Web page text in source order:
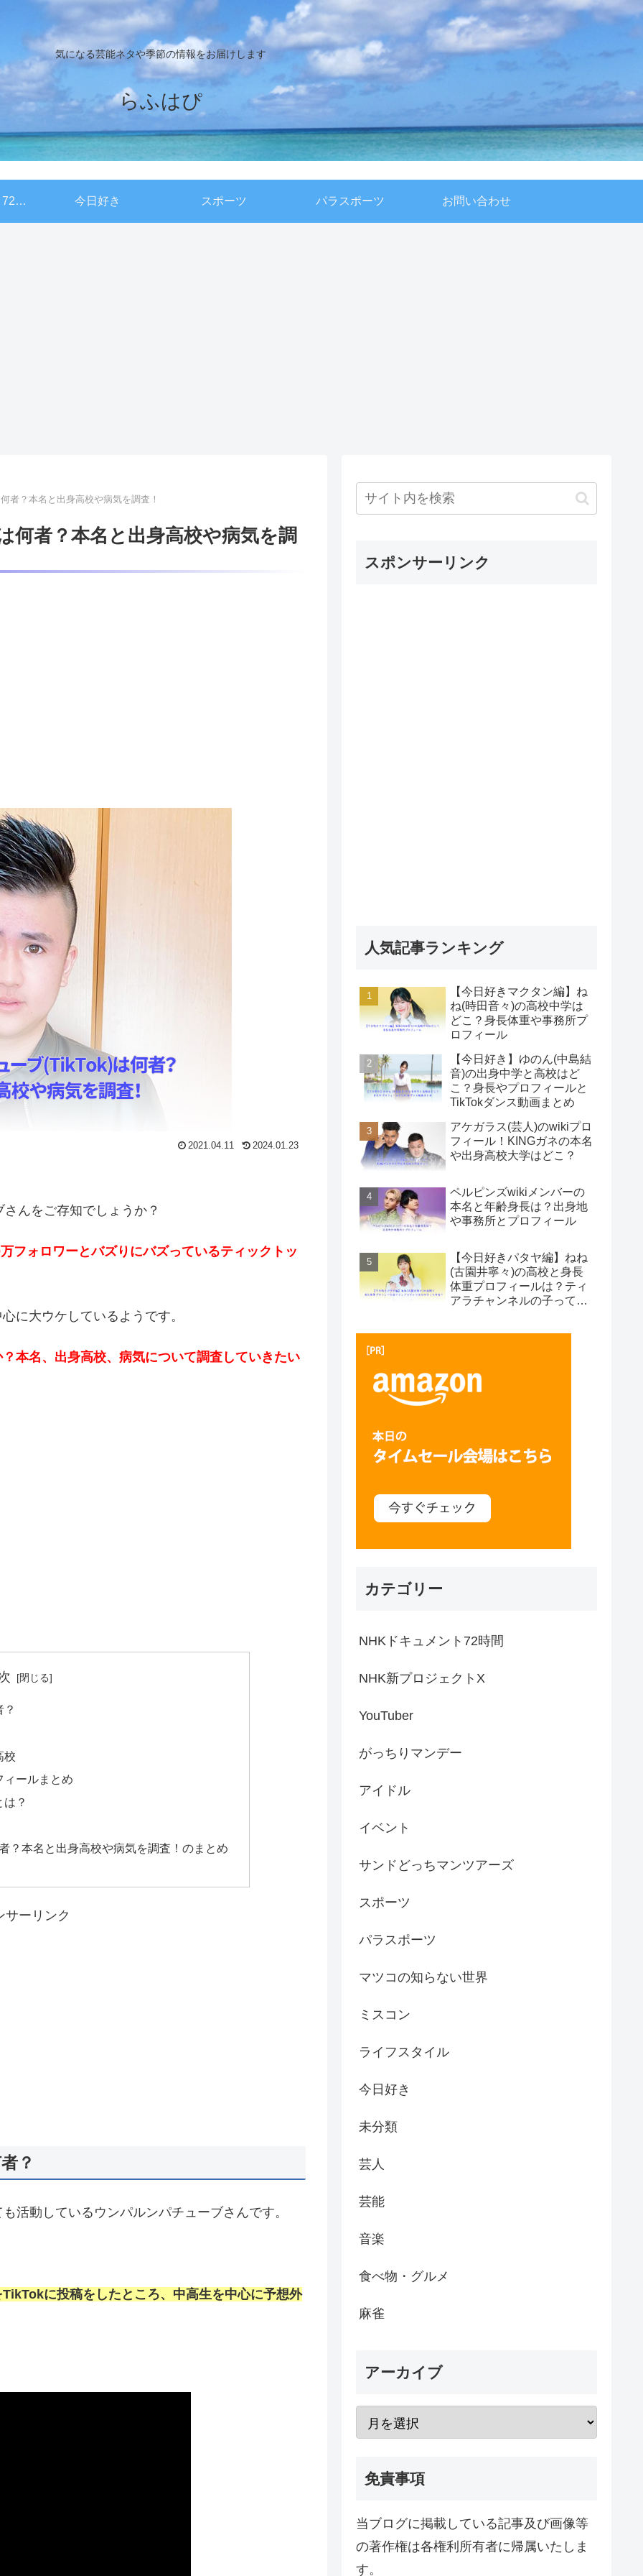
気になる芸能ネタや季節の情報をお届けします
らふはぴ
NHKドキュメント72時間 今日好き スポーツ パラスポーツ お問い合わせ
者？本名と出身高校や病気を調査！
者？本名と出身高校や病気を調
2021.04.11 2024.01.23
んをご存知でしょうか？
フォロワーとバズりにバズっているティックトッ
に大ウケしているようです。
本名、出身高校、病気について調査していきたい
校
ィールまとめ
？
？本名と出身高校や病気を調査！のまとめ
サーリンク
？
活動しているウンパルンパチューブさんです。
に投稿をしたところ、中高生を中心に予想外
スポンサーリンク
人気記事ランキング
【今日好きマクタン編】ね
ね(時田音々)の高校中学は
どこ？身長体重や事務所プ
ロフィール
【今日好き】ゆのん(中島結
音)の出身中学と高校はど
こ？身長やプロフィールと
TikTokダンス動画まとめ
アケガラス(芸人)のwikiプロ
フィール！KINGガネの本名
や出身高校大学はどこ？
ペルピンズwikiメンバーの
本名と年齢身長は？出身地
や事務所とプロフィール
【今日好きパタヤ編】ねね
(古園井寧々)の高校と身長
体重プロフィールは？ティ
アラチャンネルの子って本
カテゴリー
NHKドキュメント72時間
NHK新プロジェクトX
YouTuber
がっちりマンデー
アイドル
イベント
サンドどっちマンツアーズ
スポーツ
パラスポーツ
マツコの知らない世界
ミスコン
ライフスタイル
今日好き
未分類
芸人
芸能
音楽
食べ物・グルメ
麻雀
アーカイブ
免責事項
当ブログに掲載している記事及び画像等
の著作権は各権利所有者に帰属いたしま
す。